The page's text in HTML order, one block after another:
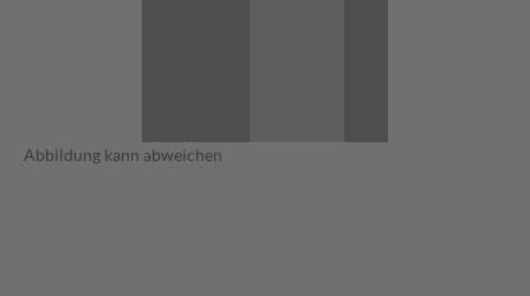
Abbildung kann abweichen